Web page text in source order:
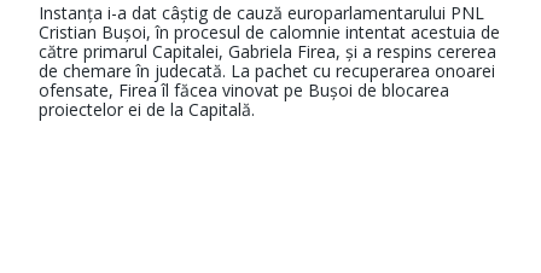
Instanța i-a dat câștig de cauză europarlamentarului PNL
Cristian Bușoi, în procesul de calomnie intentat acestuia de
către primarul Capitalei, Gabriela Firea, și a respins cererea
de chemare în judecată. La pachet cu recuperarea onoarei
ofensate, Firea îl făcea vinovat pe Bușoi de blocarea
proiectelor ei de la Capitală.